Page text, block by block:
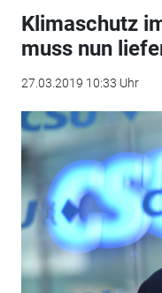
Klimaschutz
muss nun
27.03.2019 10:33 Uhr